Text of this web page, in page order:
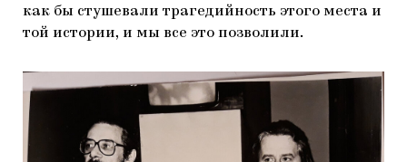
как бы стушевали трагедийность этого места и
той истории, и мы все это позволили.